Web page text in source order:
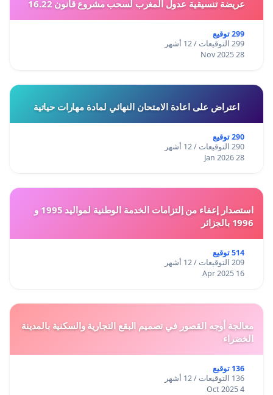
عريضة تنسيقية عدول المغرب لسحب مشروع قانون 16.22
299 توقيع
299 التوقيعات / 12 أشهر
28 Nov 2025
اعتراض على اعادة الامتحان النهائي لمادة مهارات حياتية
290 توقيع
290 التوقيعات / 12 أشهر
28 Jan 2026
استصدار إعفاء من إلتزامات الخدمة الوطنية لمواليد 1995 و
1996 بالجزائر
514 توقيع
209 التوقيعات / 12 أشهر
16 Apr 2025
معالجة أوجه القصور في تصميم البقع التجارية والسكنية بالمدينة
الخضراء
136 توقيع
136 التوقيعات / 12 أشهر
4 Oct 2025